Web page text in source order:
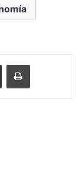
Share via Email Print